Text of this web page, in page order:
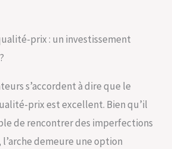
compositions
toute leur
splendeur. Banc de
Jardin 2 Places : Le
banc en bois de 120
cm de long avec une
capacité de charge
prix : un investissement
s’accordent à dire que le
prix est excellent. Bien qu’il
de rencontrer des imperfections
demeure une option